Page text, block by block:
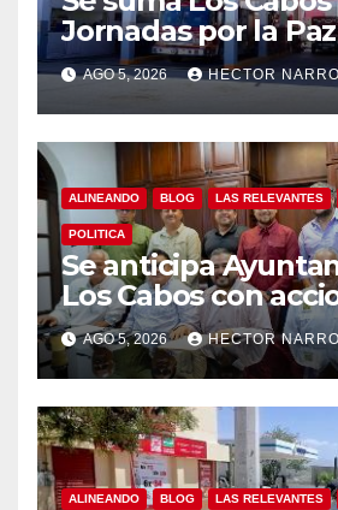
Jornadas por la
capacitación en
auxilios para
AGO 5, 2026 HECTOR NARRO
ALINEANDO BLOG LAS RELEVANTES
POLITICA
Se anticipa
Los Cabos con
preventivas ante
centro histórico
AGO 5, 2026 HECTOR NARRO
ALINEANDO BLOG LAS RELEVANTES